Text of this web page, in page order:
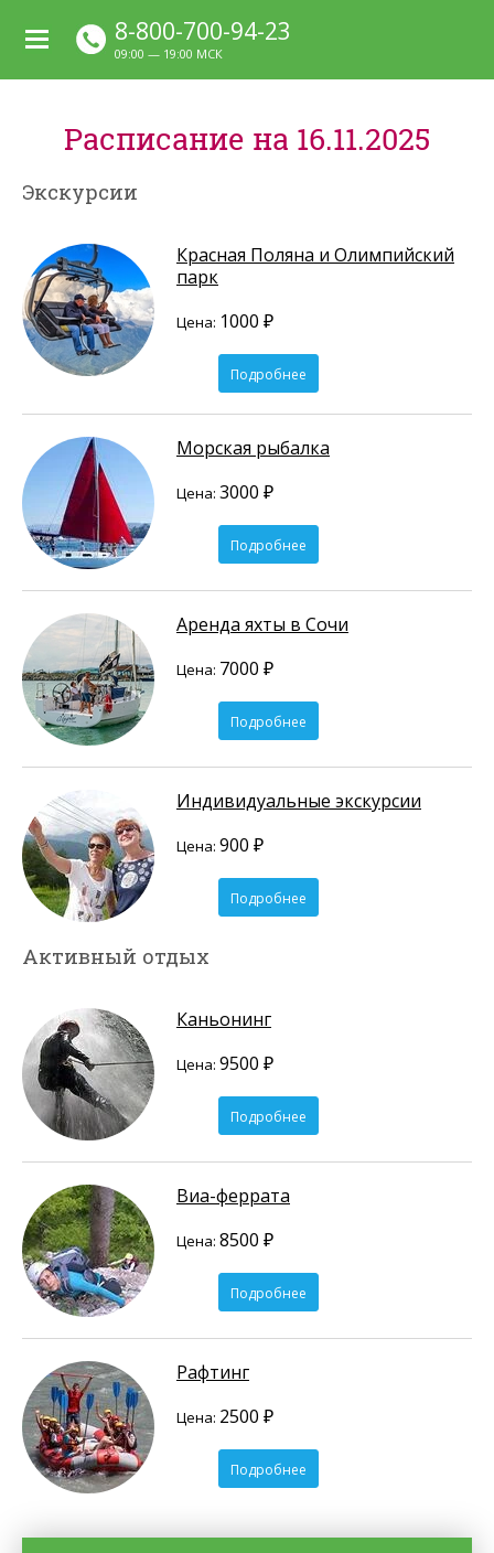
8-800-700-94-23
09:00 — 19:00 МСК
Расписание на 16.11.2025
Экскурсии
Красная Поляна и Олимпийский
парк
Цена: 1000 ₽
Подробнее
Морская рыбалка
Цена: 3000 ₽
Подробнее
Аренда яхты в Сочи
Цена: 7000 ₽
Подробнее
Индивидуальные экскурсии
Цена: 900 ₽
Подробнее
Активный отдых
Каньонинг
Цена: 9500 ₽
Подробнее
Виа-феррата
Цена: 8500 ₽
Подробнее
Рафтинг
Цена: 2500 ₽
Подробнее